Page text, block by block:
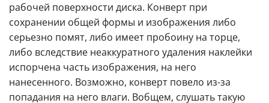
рабочей поверхности диска. Конверт при
сохранении общей формы и изображения либо
серьезно помят, либо имеет пробоину на торце,
либо вследствие неаккуратного удаления наклейки
испорчена часть изображения, на него
нанесенного. Возможно, конверт повело из-за
попадания на него влаги. Вобщем, слушать такую